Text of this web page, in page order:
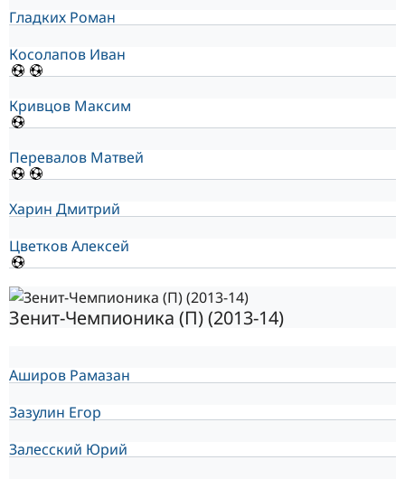
Гладких Роман
Косолапов Иван
Кривцов Максим
Перевалов Матвей
Харин Дмитрий
Цветков Алексей
Зенит-Чемпионика (П) (2013-14)
Аширов Рамазан
Зазулин Егор
Залесский Юрий